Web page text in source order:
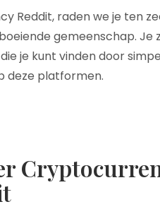
Reddit, raden we je ten
gemeenschap. Je
je kunt vinden door
deze platformen.